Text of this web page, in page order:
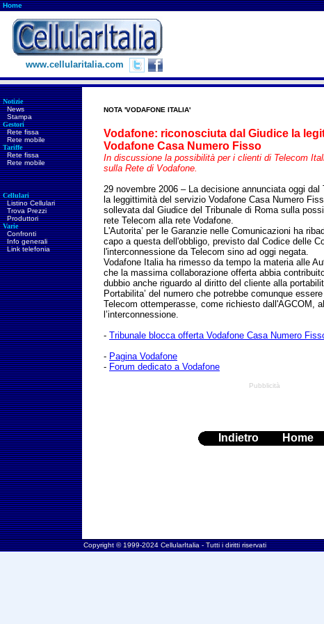
Home
www.cellularitalia.com
Notizie
News
Stampa
Gestori
Rete fissa
Rete mobile
Tariffe
Rete fissa
Rete mobile
Cellulari
Listino Cellulari
Trova Prezzi
Produttori
Varie
Confronti
Info generali
Link telefonia
NOTA 'VODAFONE ITALIA'
Vodafone: riconosciuta dal Giudice la
Vodafone Casa Numero Fisso
In discussione la possibilità per i clienti di Telecom
sulla Rete di Vodafone.
29 novembre 2006 – La decisione annunciata oggi
la leggittimità del servizio Vodafone Casa Numero
sollevata dal Giudice del Tribunale di Roma sulla
rete Telecom alla rete Vodafone.
L'Autorita’ per le Garanzie nelle Comunicazioni ha
capo a questa dell'obbligo, previsto dal Codice delle
l'interconnessione da Telecom sino ad oggi negata.
Vodafone Italia ha rimesso da tempo la materia alle
che la massima collaborazione offerta abbia
dubbio anche riguardo al diritto del cliente alla
Portabilita’ del numero che potrebbe comunque
Telecom ottemperasse, come richiesto dall'AGCOM,
l’interconnessione.
- Tribunale blocca offerta Vodafone Casa Numero
- Pagina Vodafone
- Forum dedicato a Vodafone
Pubblicità
Indietro Home
Copyright © 1999-2024 CellularItalia - Tutti i diritti riservati